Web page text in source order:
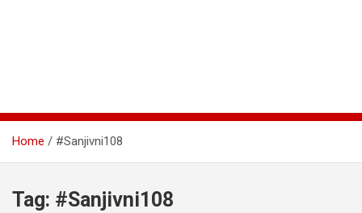
Home #Sanjivni108
Tag: #Sanjivni108